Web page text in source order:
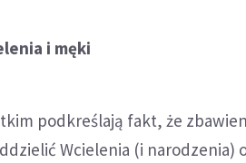
i męki
podkreślają fakt, że
Wcielenia (i narodzenia)